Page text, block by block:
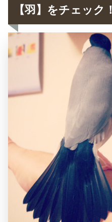
【羽】をチェック！